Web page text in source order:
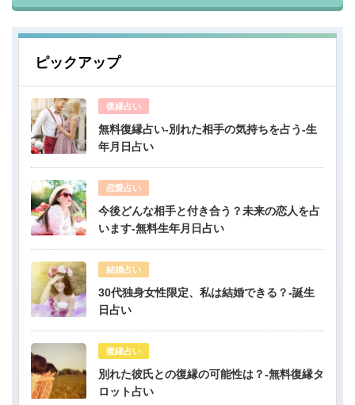
ピックアップ
復縁占い
無料復縁占い-別れた相手の気持ちを占う-生
年月日占い
恋愛占い
今後どんな相手と付き合う？未来の恋人を占
います-無料生年月日占い
結婚占い
30代独身女性限定、私は結婚できる？-誕生
日占い
復縁占い
別れた彼氏との復縁の可能性は？-無料復縁タ
ロット占い